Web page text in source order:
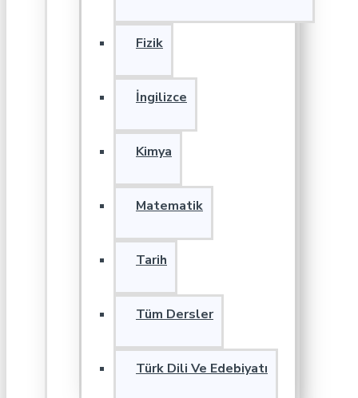
Fizik
İngilizce
Kimya
Matematik
Tarih
Tüm Dersler
Türk Dili Ve Edebiyatı